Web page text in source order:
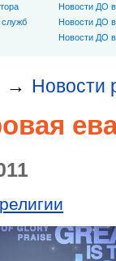
→ Новости
Новости ДО
Новости ДО
Новости ДО